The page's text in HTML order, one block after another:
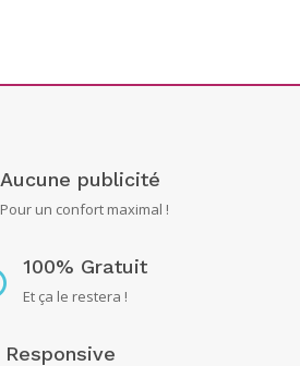
Aucune publicité
Pour un confort maximal !
100% Gratuit
Et ça le restera !
Responsive